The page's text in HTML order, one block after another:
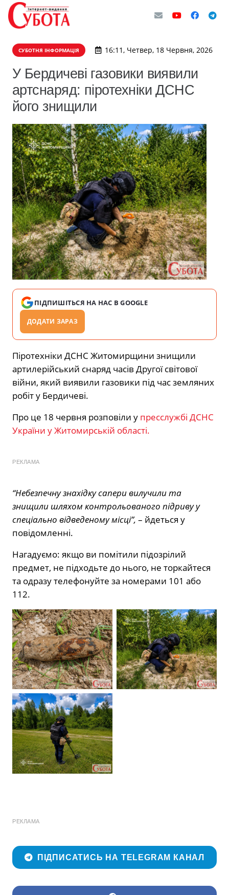
СУБОТНЯ ІНФОРМАЦІЯ 16:11, Четвер, 18 Червня, 2026
У Бердичеві газовики виявили
артснаряд: піротехніки ДСНС
його знищили
ПІДПИШІТЬСЯ НА НАС В GOOGLE
ДОДАТИ ЗАРАЗ
Піротехніки ДСНС Житомирщини знищили
артилерійський снаряд часів Другої світової
війни, який виявили газовики під час земляних
робіт у Бердичеві.
Про це 18 червня розповіли у пресслужбі ДСНС
України у Житомирській області.
РЕКЛАМА
“Небезпечну знахідку сапери вилучили та
знищили шляхом контрольованого підриву у
спеціально відведеному місці”, – йдеться у
повідомленні.
Нагадуємо: якщо ви помітили підозрілий
предмет, не підходьте до нього, не торкайтеся
та одразу телефонуйте за номерами 101 або
112.
РЕКЛАМА
ПІДПИСАТИСЬ НА TELEGRAM КАНАЛ